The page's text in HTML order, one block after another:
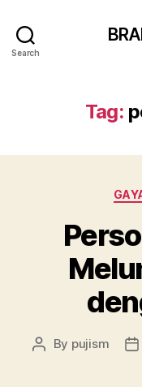
Search
Tag:
Post
By pujism